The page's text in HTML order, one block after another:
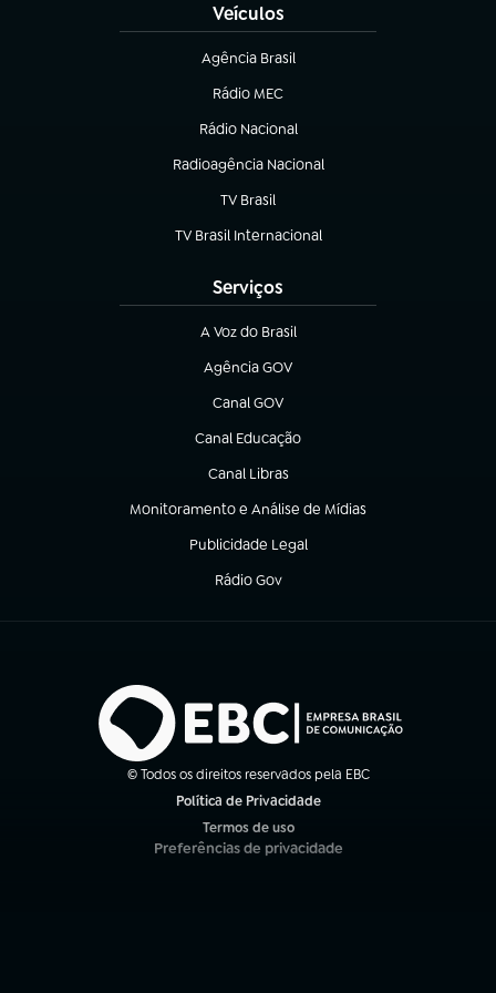
Veículos
Agência Brasil
(abre em nova aba)
Rádio MEC
(abre em nova aba)
Rádio Nacional
Radioagência Nacional
(abre em nova aba)
TV Brasil
(abre em nova aba)
TV Brasil Internacional
(abre em nova aba)
Serviços
A Voz do Brasil
(abre em nova aba)
Agência GOV
(abre em nova aba)
Canal GOV
(abre em nova aba)
Canal Educação
(abre em nova aba)
Canal Libras
(abre em nova aba)
Monitoramento e Análise de Mídias
(abre em nova aba)
Publicidade Legal
(abre em nova aba)
Rádio Gov
(abre em nova aba)
© Todos os direitos reservados pela EBC
Política de Privacidade
Termos de uso
(abre em nova aba)
Preferências de privacidade